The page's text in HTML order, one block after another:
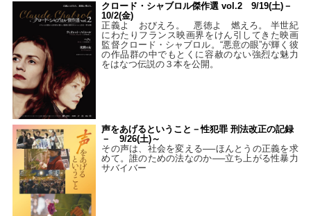
クロード・シャブロル傑作選 vol.2 9/19(土)－
10/2(金)
正義よ おびえろ。 悪徳よ 燃えろ。 半世紀
にわたりフランス映画界をけん引してきた映画
監督クロード・シャブロル。“悪意の眼”が輝く彼
の作品群の中でもとくに容赦のない強烈な魅力
をはなつ伝説の３本を公開。
声をあげるということ－性犯罪 刑法改正の記録
－ 9/26(土)～
その声は、社会を変える──ほんとうの正義を求
めて。誰のための法なのか──立ち上がる性暴力
サバイバー